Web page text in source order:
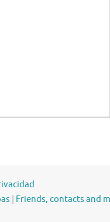
Friends, contacts and